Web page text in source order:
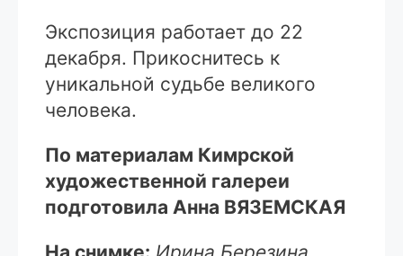
Экспозиция работает до 22
декабря. Прикоснитесь к
уникальной судьбе великого
человека.
По материалам Кимрской
художественной галереи
подготовила Анна ВЯЗЕМСКАЯ
На снимке: Ирина Березина